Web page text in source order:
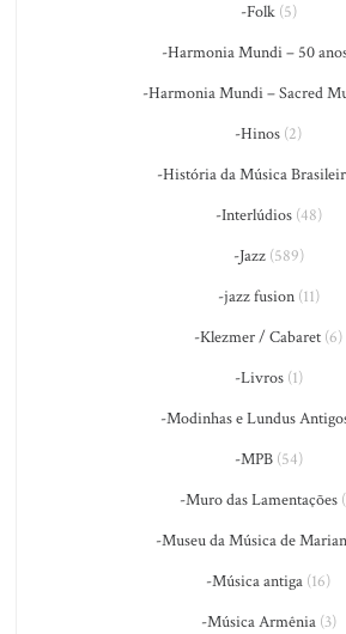
-Folk(5)
-Harmonia Mundi – 50
-Harmonia Mundi – Sacred
-Hinos (2)
-História da Música
-Interlúdios(48)
-Jazz(589)
-jazz fusion(11)
-Klezmer / Cabaret (6)
-Livros(1)
-Modinhas e Lundus
-MPB(54)
-Muro das Lamentações
-Museu da Música de
-Música antiga (16)
-Música Armênia(3)